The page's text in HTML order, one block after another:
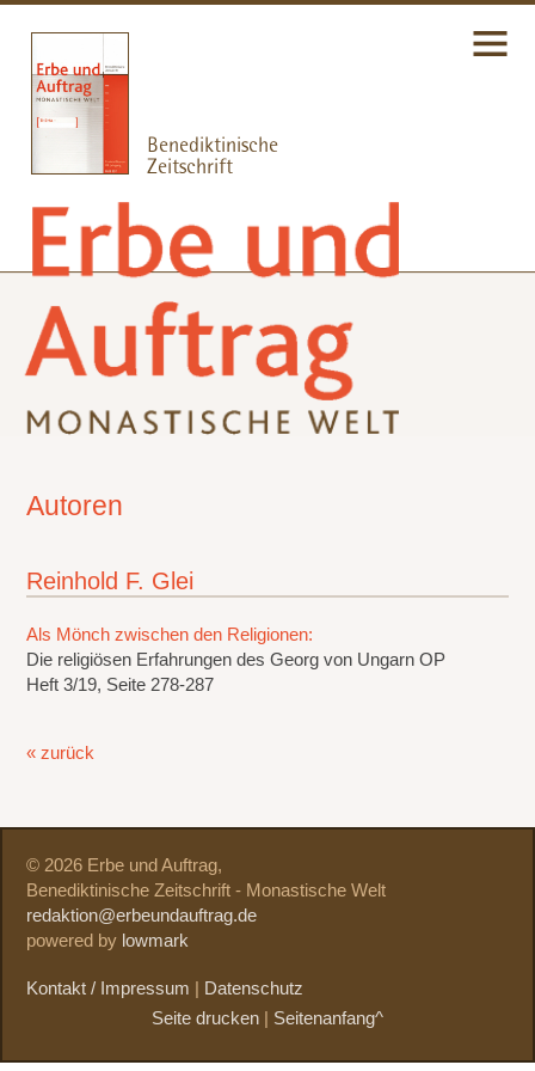
Autoren
Reinhold F. Glei
Als Mönch zwischen den Religionen:
Die religiösen Erfahrungen des Georg von Ungarn OP
Heft 3/19, Seite 278-287
« zurück
© 2026 Erbe und Auftrag,
Benediktinische Zeitschrift - Monastische Welt
redaktion@erbeundauftrag.de
powered by lowmark
Kontakt / Impressum
Datenschutz
Seite drucken
Seitenanfang^